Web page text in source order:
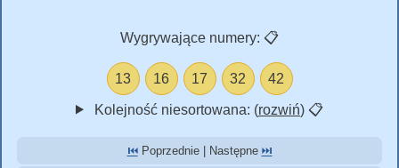
Wygrywające numery: 📋
13 16 17 32 42
Kolejność niesortowana: (rozwiń) 📋
⏮️Poprzednie | Następne ⏭️